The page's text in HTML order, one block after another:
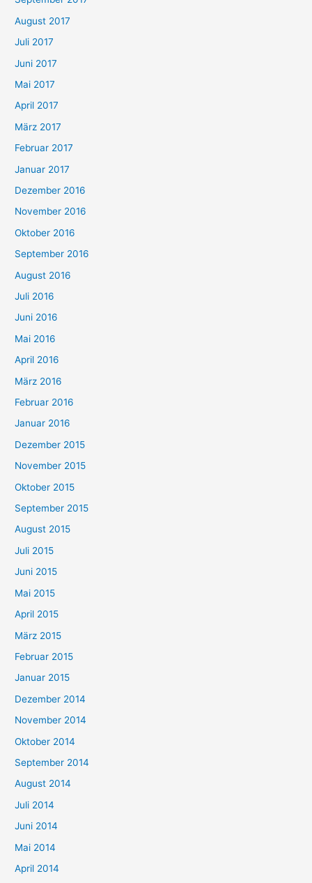
August 2017
Juli 2017
Juni 2017
Mai 2017
April 2017
März 2017
Februar 2017
Januar 2017
Dezember 2016
November 2016
Oktober 2016
September 2016
August 2016
Juli 2016
Juni 2016
Mai 2016
April 2016
März 2016
Februar 2016
Januar 2016
Dezember 2015
November 2015
Oktober 2015
September 2015
August 2015
Juli 2015
Juni 2015
Mai 2015
April 2015
März 2015
Februar 2015
Januar 2015
Dezember 2014
November 2014
Oktober 2014
September 2014
August 2014
Juli 2014
Juni 2014
Mai 2014
April 2014